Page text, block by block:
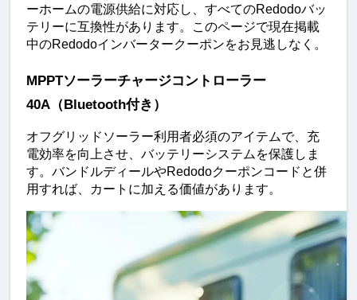
ーホームの電源供給に対応し、すべてのRedodoバッ
テリーに互換性があります。このページで現在掲載
中のRedodoインバータークーポンをお見逃しなく。
MPPTソーラーチャージコントローラー
40A（Bluetooth付き）
オフグリッドソーラー利用者必須のアイテムで、充
電効率を向上させ、バッテリーシステムを保護しま
す。バンドルディールやRedodoクーポンコードと併
用すれば、カートに加える価値があります。